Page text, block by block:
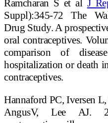
Ramcharan S et al J
Suppl):345-72 The
Drug Study. A
oral contraceptives.
comparison of
hospitalization or death
contraceptives.
Hannaford PC, Iversen
AngusV, Lee AJ.